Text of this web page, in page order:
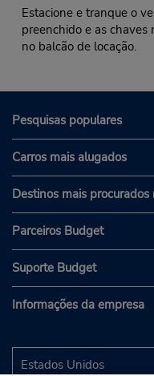
Estacione e tranque o
preenchido e as chaves
no balcão de locação.
Pesquisas populares
Carros mais alugados
Destinos mais procurados
Parceiros Budget
Suporte Budget
Informações da empresa